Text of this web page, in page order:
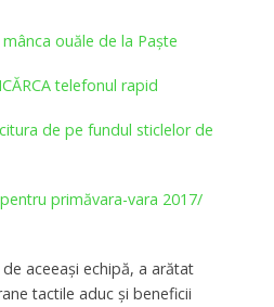
ouăle de la Paște
telefonul rapid
de pe fundul sticlelor de
primăvara-vara 2017/
aceeaşi echipă, a arătat
tactile aduc şi beneficii